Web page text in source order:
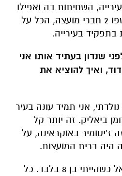
השחיתות בה ואפילו
סיפור מתח על איך חטפו 2 חברי מועצה, הכל על
בתפקיד בעירייה.
שנדון בעתיד אותו אני
ואיך להוציא את
אני תמיד עונה בעיר
ביאליק. זה יותר קל
ז'יטומיר באוקראינה, על
ברית המועצות.
משפחתי הגיעה לישראל כשהייתי בן 8 בלבד. כל